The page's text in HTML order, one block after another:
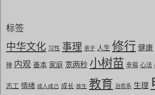
标签
中华文化 习性 事理 亲子 人生 修行 健康
禅 内观 善本 家庭 宽两秒 小树苗 幸福 心法
志工 情绪 成人成己 成长 放生 教育 治愈系 生理